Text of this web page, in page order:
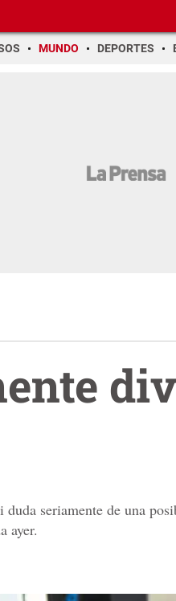
MUNDO DEPORTES
seriamente de una
ayer.